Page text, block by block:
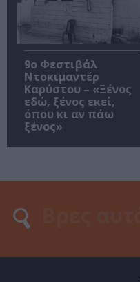
9ο Φεστιβάλ
Ντοκιμαντέρ
Καρύστου – «Ξένος
εδώ, ξένος εκεί,
όπου κι αν πάω
ξένος»